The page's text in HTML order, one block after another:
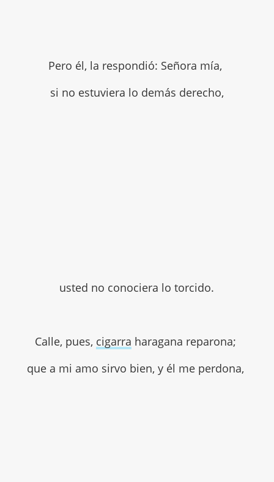
Pero él, la respondió: Señora mía,
si no estuviera lo demás derecho,
usted no conociera lo torcido.
Calle, pues, cigarra haragana reparona;
que a mi amo sirvo bien, y él me perdona,